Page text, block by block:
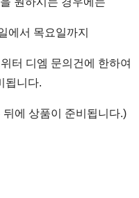
에서 목요일까지
터 디엠 문의건에 한하여
됩니다.
에 상품이 준비됩니다.)